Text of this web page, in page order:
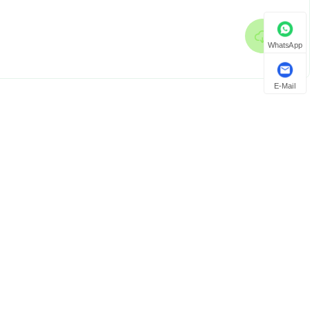

WhatsApp
E-Mail